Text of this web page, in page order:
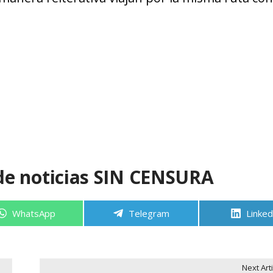
noticias SIN CENSURA
Compartir
WhatsApp Compartir
Telegram
Next